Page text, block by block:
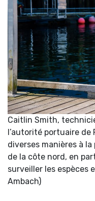
Caitlin Smith,
l’autorité portuaire de
diverses manières à
de la côte nord, en
surveiller les espèces
Ambach)